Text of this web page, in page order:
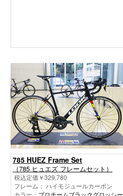
785 HUEZ Frame Set
（785 ヒュエズ フレームセット）
税込定価￥329,780
フレーム： ハイモジュールカーボン
カラー： プロチームブラックグロッシー